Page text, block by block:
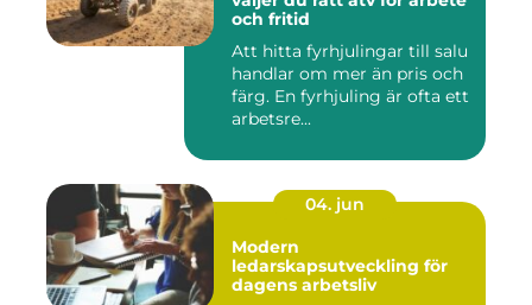
och fritid
Att hitta fyrhjulingar till salu
handlar om mer än pris och
färg. En fyrhjuling är ofta ett
arbetsre...
04. jun
Modern
ledarskapsutveckling för
dagens arbetsliv